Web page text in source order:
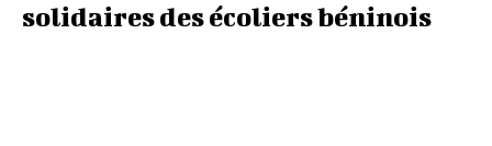
solidaires des écoliers béninois